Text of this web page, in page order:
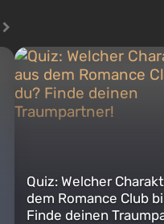
Quiz: Welcher
dem Romance Club
Finde deinen